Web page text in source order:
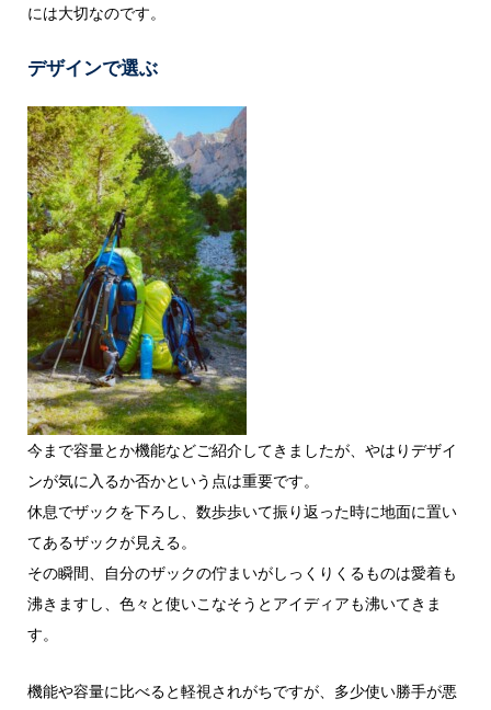
には大切なのです。
デザインで選ぶ
今まで容量とか機能などご紹介してきましたが、やはりデザイ
ンが気に入るか否かという点は重要です。
休息でザックを下ろし、数歩歩いて振り返った時に地面に置い
てあるザックが見える。
その瞬間、自分のザックの佇まいがしっくりくるものは愛着も
沸きますし、色々と使いこなそうとアイディアも沸いてきま
す。
機能や容量に比べると軽視されがちですが、多少使い勝手が悪